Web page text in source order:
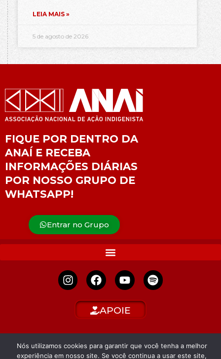
LEIA MAIS »
5 de agosto de 2026
FIQUE POR DENTRO DA
ANAÍ E RECEBA
INFORMAÇÕES DIÁRIAS
POR NOSSO GRUPO DE
WHATSAPP!
Entrar no Grupo
APOIE
Nós utilizamos cookies para garantir que você tenha a melhor
experiência em nosso site. Se você continua a usar este site,